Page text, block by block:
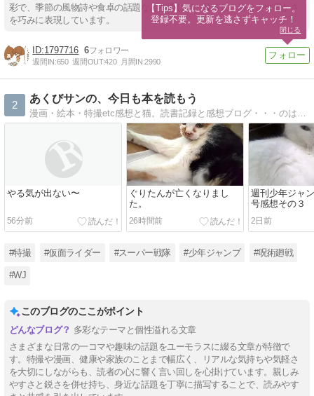
彩で、季節の風物詩や食卓の話題などを通じて、暮らしの楽しさや豊かさ
を巧みに表現しています。
1797716 6
週間IN:650 週間OUT:420 月間IN:2990
2
あくびサンの、今日も本を読もう
漫画・絵本・特撮etc感想と猫。読書記録と感想ブログ・・・のはずだったのに、気付けば最近猫ばっか。
やる気が出ない〜
56分前
ぐりたんが亡くなりまし
た。
26時間前
週刊少年ジャ
号感想その３
2日前
#特撮 #仮面ライダー #スーパー戦隊 #少年ジャンプ #呪術廻戦
#WJ
このブログのここがポイント
多彩なテーマと個性溢れる文章
さまざまな日常の一コマや趣味の話題をユーモラスに綴る文章が特徴で
す。特撮や漫画、健康や家族のことまで幅広く、リアルな気持ちや気軽さ
を大切にしながらも、読者の心に響く言い回しを心掛けています。親しみ
やすさと鋭さを併せ持ち、身近な話題を丁寧に描写することで、読みやす
【Tips】気になるブログをフォロー。
登録不要。更新を逃さずキャッチ！
閉じる